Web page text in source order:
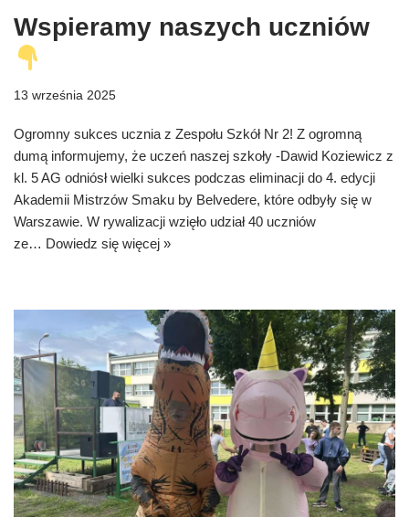
Wspieramy naszych uczniów
13 września 2025
Ogromny sukces ucznia z Zespołu Szkół Nr 2! Z ogromną
dumą informujemy, że uczeń naszej szkoły -Dawid Koziewicz z
kl. 5 AG odniósł wielki sukces podczas eliminacji do 4. edycji
Akademii Mistrzów Smaku by Belvedere, które odbyły się w
Warszawie. W rywalizacji wzięło udział 40 uczniów
ze… Dowiedz się więcej »